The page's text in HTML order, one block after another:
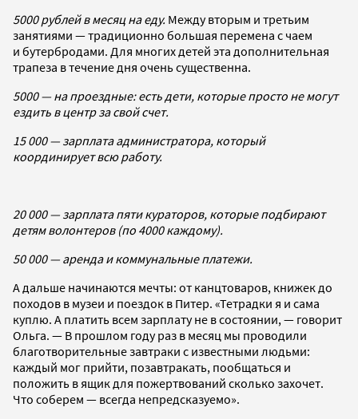
5000 рублей в месяц на еду. Между вторым и третьим
занятиями — традиционно большая перемена с чаем
и бутербродами. Для многих детей эта дополнительная
трапеза в течение дня очень существенна.
5000 — на проездные: есть дети, которые просто не могут
ездить в центр за свой счет.
15 000 — зарплата администратора, который
координирует всю работу.
20 000 — зарплата пяти кураторов, которые подбирают
детям волонтеров (по 4000 каждому).
50 000 — аренда и коммунальные платежи.
А дальше начинаются мечты: от канцтоваров, книжек до
походов в музеи и поездок в Питер. «Тетрадки я и сама
куплю. А платить всем зарплату не в состоянии, — говорит
Ольга. — В прошлом году раз в месяц мы проводили
благотворительные завтраки с известными людьми:
каждый мог прийти, позавтракать, пообщаться и
положить в ящик для пожертвований сколько захочет.
Что соберем — всегда непредсказуемо».